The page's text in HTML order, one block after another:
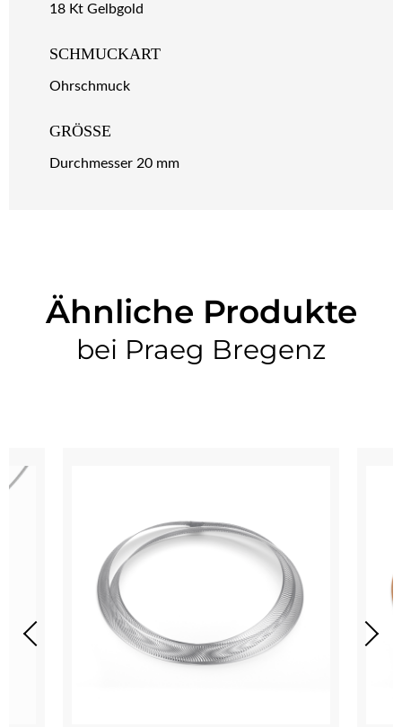
18 Kt Gelbgold
SCHMUCKART
Ohrschmuck
GRÖSSE
Durchmesser 20 mm
Ähnliche Produkte
bei Praeg Bregenz